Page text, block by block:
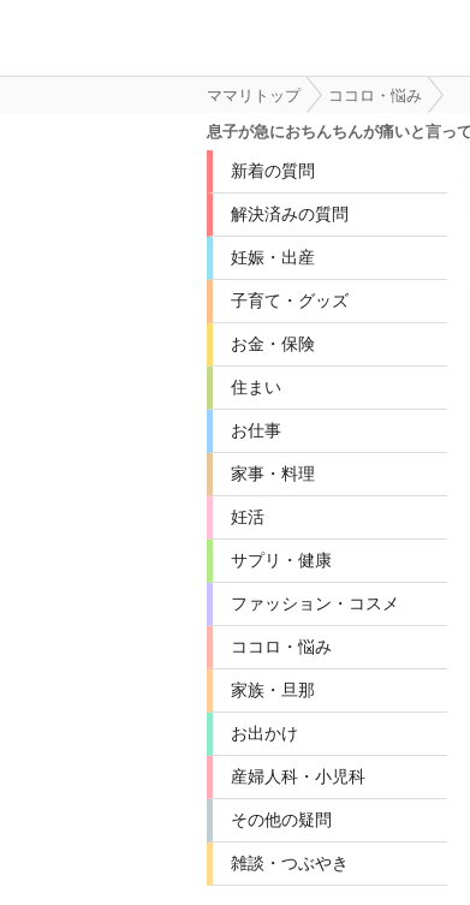
ママリトップ
ココロ・悩み
息子が急におちんちんが痛いと言っ
新着の質問
解決済みの質問
妊娠・出産
子育て・グッズ
お金・保険
住まい
お仕事
家事・料理
妊活
サプリ・健康
ファッション・コスメ
ココロ・悩み
家族・旦那
お出かけ
産婦人科・小児科
その他の疑問
雑談・つぶやき